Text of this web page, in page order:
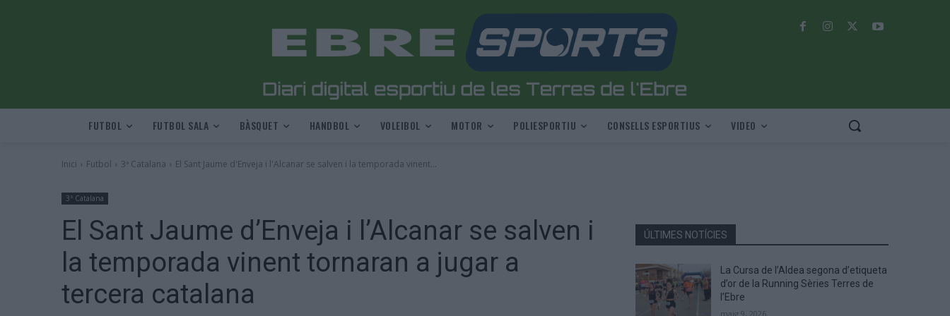
FUTBOL FUTBOL SALA BÀSQUET HANDBOL VOLEIBOL MOTOR POLIESPORTIU CONSELLS ESPORTIUS VIDEO
Inici Futbol 3ª Catalana El Sant Jaume d'Enveja i l'Alcanar se salven i la temporada vinent...
3ª Catalana
El Sant Jaume d’Enveja i l’Alcanar se salven i
la temporada vinent tornaran a jugar a
tercera catalana
ÚLTIMES NOTÍCIES
La Cursa de l’Aldea segona d’etiqueta
d’or de la Running Sèries Terres de
l’Ebre
maig 9, 2026